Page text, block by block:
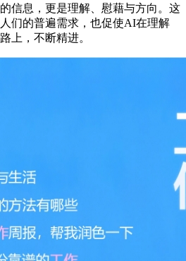
信息，更是理解、慰藉与方向。这
们的普遍需求，也促使AI在理解
上，不断精进。